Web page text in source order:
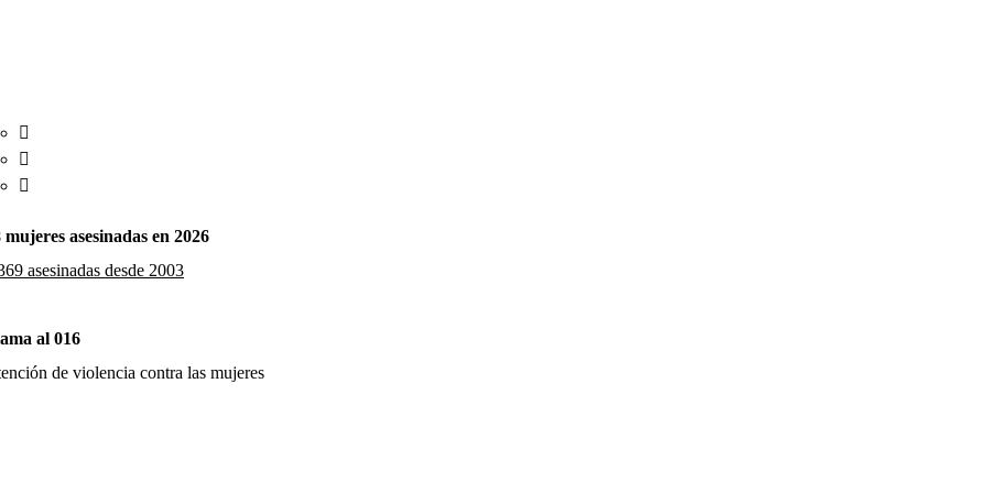
mujeres asesinadas en 2026
asesinadas desde 2003
al 016
de violencia contra las mujeres